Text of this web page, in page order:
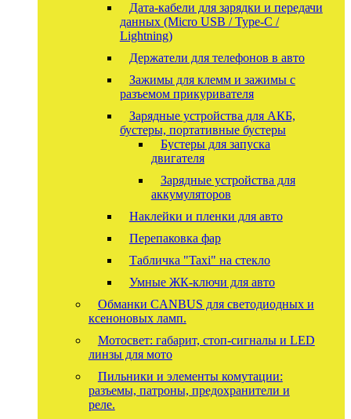
Дата-кабели для зарядки и передачи
данных (Micro USB / Type-C /
Lightning)
Держатели для телефонов в авто
Зажимы для клемм и зажимы с
разъемом прикуривателя
Зарядные устройства для АКБ,
бустеры, портативные бустеры
Бустеры для запуска
двигателя
Зарядные устройства для
аккумуляторов
Наклейки и пленки для авто
Перепаковка фар
Табличка "Taxi" на стекло
Умные ЖК-ключи для авто
Обманки CANBUS для светодиодных и
ксеноновых ламп.
Мотосвет: габарит, стоп-сигналы и LED
линзы для мото
Пильники и элементы комутации:
разъемы, патроны, предохранители и
реле.